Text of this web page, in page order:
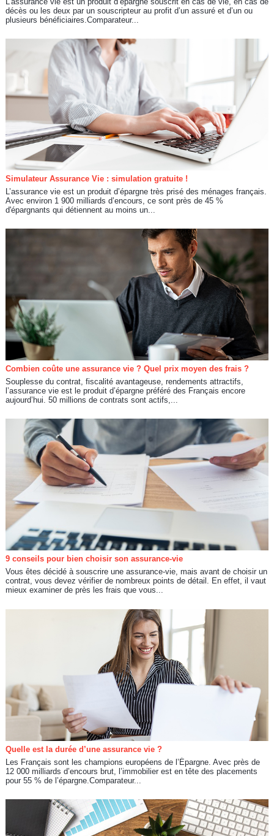
décès ou les deux par un souscripteur au profit d’un assuré et d’un ou
plusieurs bénéficiaires.Comparateur...
Simulateur Assurance Vie : simulation gratuite !
L’assurance vie est un produit d’épargne très prisé des ménages français.
Avec environ 1 900 milliards d’encours, ce sont près de 45 %
d'épargnants qui détiennent au moins un...
Combien coûte une assurance vie ? Quel prix moyen des frais ?
Souplesse du contrat, fiscalité avantageuse, rendements attractifs,
l’assurance vie est le produit d’épargne préféré des Français encore
aujourd’hui. 50 millions de contrats sont actifs,...
9 conseils pour bien choisir son assurance-vie
Vous êtes décidé à souscrire une assurance-vie, mais avant de choisir un
contrat, vous devez vérifier de nombreux points de détail. En effet, il vaut
mieux examiner de près les frais que vous...
Quelle est la durée d’une assurance vie ?
Les Français sont les champions européens de l’Épargne. Avec près de
12 000 milliards d’encours brut, l’immobilier est en tête des placements
pour 55 % de l’épargne.Comparateur...